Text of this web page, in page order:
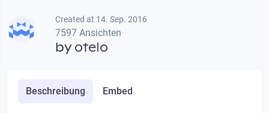
Created at 14. Sep. 2016
7597 Ansichten
byotelo
Beschreibung Embed